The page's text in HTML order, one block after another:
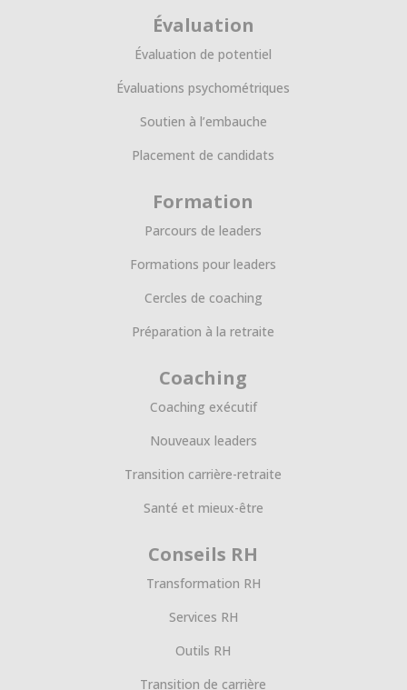
Évaluation
Évaluation de potentiel
Évaluations psychométriques
Soutien à l’embauche
Placement de candidats
Formation
Parcours de leaders
Formations pour leaders
Cercles de coaching
Préparation à la retraite
Coaching
Coaching exécutif
Nouveaux leaders
Transition carrière-retraite
Santé et mieux-être
Conseils RH
Transformation RH
Services RH
Outils RH
Transition de carrière